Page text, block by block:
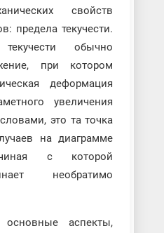
свойств
предела текучести.
обычно
при котором
деформация
увеличения
это та точка
на диаграмме
с которой
необратимо
аспекты,